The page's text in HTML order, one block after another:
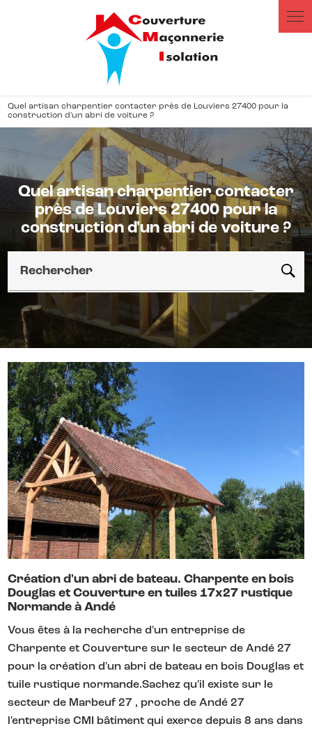
Quel artisan charpentier contacter près de Louviers 27400 pour la
construction d'un abri de voiture ?
Quel artisan charpentier contacter
près de Louviers 27400 pour la
construction d'un abri de voiture ?
Rechercher
Création d'un abri de bateau. Charpente en bois
Douglas et Couverture en tuiles 17x27 rustique
Normande à Andé
Vous êtes à la recherche d'un entreprise de
Charpente et Couverture sur le secteur de Andé 27
pour la création d'un abri de bateau en bois Douglas et
tuile rustique normande.Sachez qu'il existe sur le
secteur de Marbeuf 27 , proche de Andé 27
l'entreprise CMI bâtiment qui exerce depuis 8 ans dans